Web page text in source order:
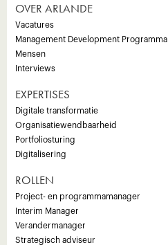
OVER ARLANDE
Vacatures
Management Development Programma
Mensen
Interviews
EXPERTISES
Digitale transformatie
Organisatiewendbaarheid
Portfoliosturing
Digitalisering
ROLLEN
Project- en programmamanager
Interim Manager
Verandermanager
Strategisch adviseur